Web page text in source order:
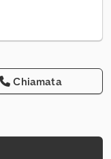
Chiamata